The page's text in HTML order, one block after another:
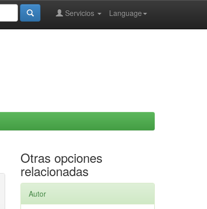
Language
Servicios
Otras opciones
relacionadas
Autor